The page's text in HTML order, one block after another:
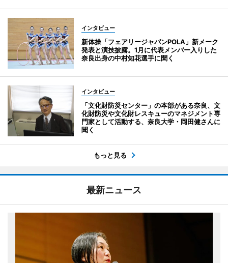
インタビュー
新体操「フェアリージャパンPOLA」新メーク
発表と演技披露。1月に代表メンバー入りした
奈良出身の中村知花選手に聞く
インタビュー
「文化財防災センター」の本部がある奈良、文
化財防災や文化財レスキューのマネジメント専
門家として活動する、奈良大学・岡田健さんに
聞く
もっと見る
最新ニュース